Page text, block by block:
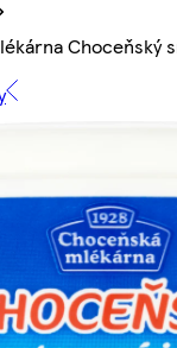
Choceňský